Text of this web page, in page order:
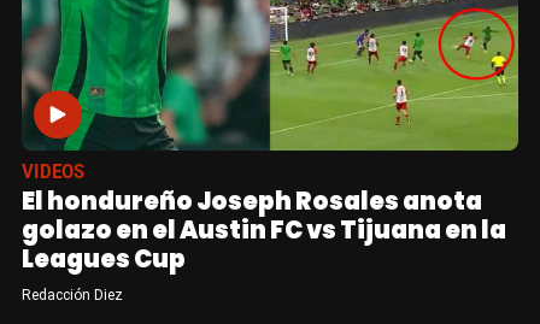
VIDEOS
El hondureño Joseph Rosales anota
golazo en el Austin FC vs Tijuana en la
Leagues Cup
Redacción Diez